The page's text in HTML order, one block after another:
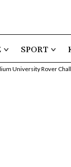
SPORT
University Rover